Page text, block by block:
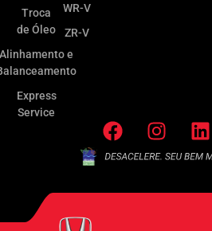
Troca
de Óleo
Alinhamento e
Express
Service
WR-V
ZR-V